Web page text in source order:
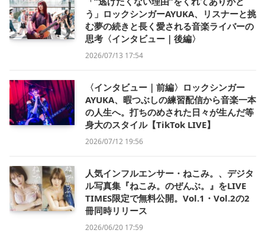
う」ロックシンガーAYUKA、リスナーと挑
む夢の続きと長く愛される音楽ライバーの
思考〈インタビュー｜後編〉
2026/07/13 17:54
〈インタビュー｜前編〉ロックシンガー
AYUKA、暇つぶしの練習配信から音楽一本
の人生へ。打ちのめされた日々が生んだ等
身大のスタイル【TikTok LIVE】
2026/07/12 19:56
人気インフルエンサー・ねこみ。、デジタ
ル写真集『ねこみ。のぜんぶ。』をLIVE
TIMES限定で無料公開。Vol.1・Vol.2の2
冊同時リリース
2026/06/20 17:59